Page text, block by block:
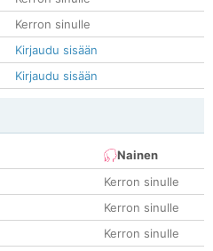
Kerron sinulle
Kirjaudu sisään
Kirjaudu sisään
Nainen
Kerron sinulle
Kerron sinulle
Kerron sinulle